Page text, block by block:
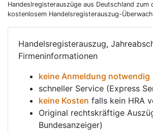
Handeslregisterauszüge aus Deutschland zum
kostenlosem Handelsregisterauszug-
Handelsregisterauszug,
Firmeninformationen
keine Anmeldung notwendig
schneller Service (Express
keine Kosten falls kein HRA
Original rechtskräftige
Bundesanzeiger)